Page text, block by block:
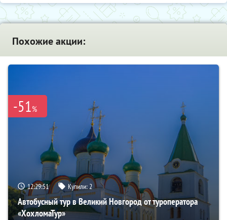
Похожие акции:
-51%
12:29:49 Купили:2
Автобусный тур в Великий Новгород от туроператора
«ХохломаТур»